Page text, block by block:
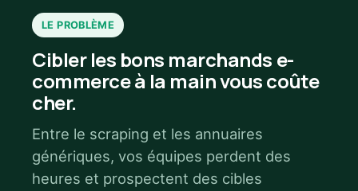
LE PROBLÈME
Cibler les bons marchands e-
commerce à la main vous coûte
cher.
Entre le scraping et les annuaires
génériques, vos équipes perdent des
heures et prospectent des cibles